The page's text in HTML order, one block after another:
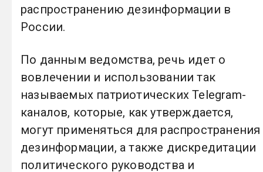
распространению дезинформации в
России.
По данным ведомства, речь идет о
вовлечении и использовании так
называемых патриотических Telegram-
каналов, которые, как утверждается,
могут применяться для распространения
дезинформации, а также дискредитации
политического руководства и